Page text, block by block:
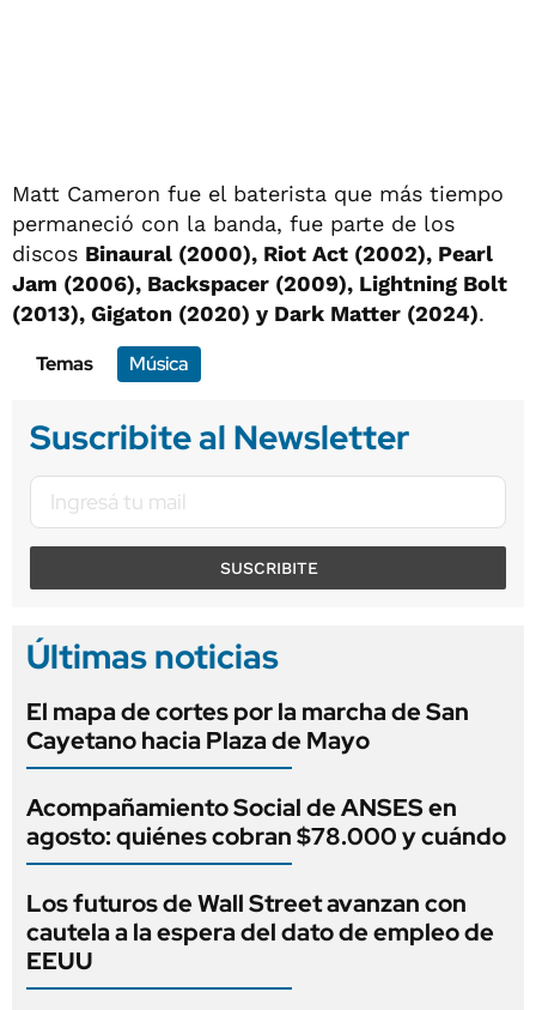
Matt Cameron fue el baterista que más tiempo
permaneció con la banda, fue parte de los
discos Binaural (2000), Riot Act (2002), Pearl
Jam (2006), Backspacer (2009), Lightning Bolt
(2013), Gigaton (2020) y Dark Matter (2024).
Temas
Música
Suscribite al Newsletter
SUSCRIBITE
Últimas noticias
El mapa de cortes por la marcha de San
Cayetano hacia Plaza de Mayo
Acompañamiento Social de ANSES en
agosto: quiénes cobran $78.000 y cuándo
Los futuros de Wall Street avanzan con
cautela a la espera del dato de empleo de
EEUU